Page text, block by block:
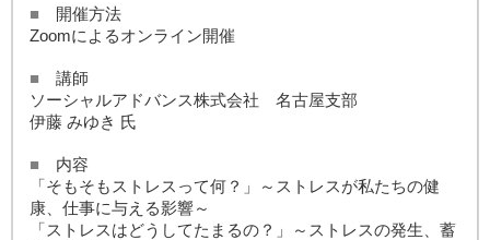
■ 開催方法
Zoomによるオンライン開催
■ 講師
ソーシャルアドバンス株式会社 名古屋支部
伊藤 みゆき 氏
■ 内容
「そもそもストレスって何？」～ストレスが私たちの健
康、仕事に与える影響～
「ストレスはどうしてたまるの？」～ストレスの発生、蓄